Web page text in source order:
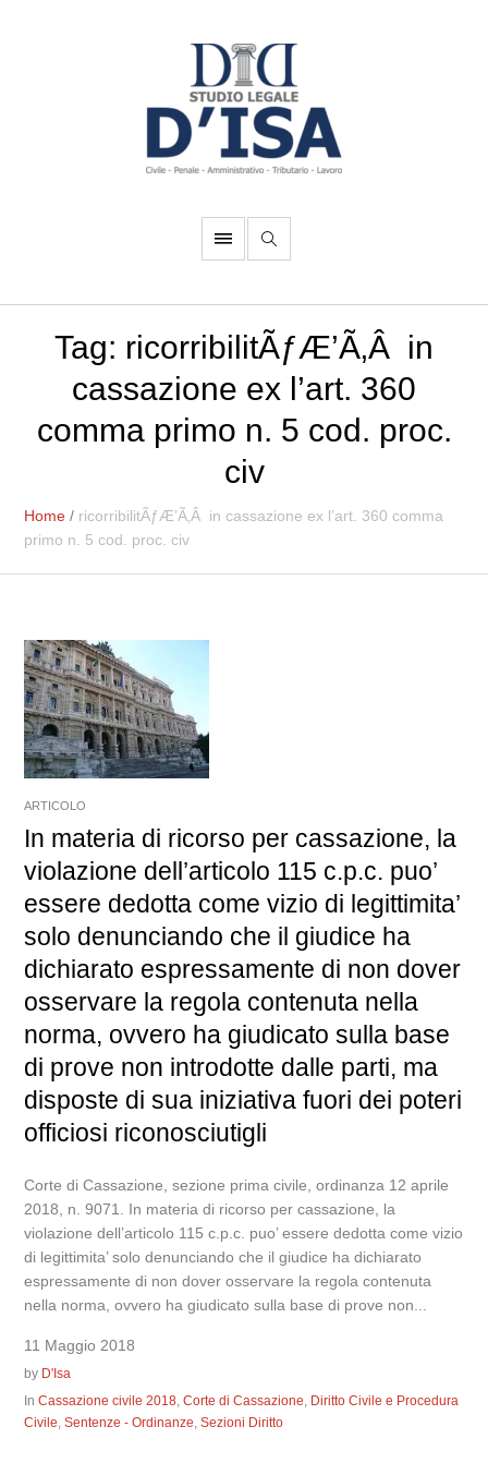
Tag: ricorribilitÃƒÆ’Ã‚Â in
cassazione ex l’art. 360
comma primo n. 5 cod. proc.
civ
Home / ricorribilitÃƒÆ’Ã‚Â in cassazione ex l’art. 360 comma
primo n. 5 cod. proc. civ
ARTICOLO
In materia di ricorso per cassazione, la
violazione dell’articolo 115 c.p.c. puo’
essere dedotta come vizio di legittimita’
solo denunciando che il giudice ha
dichiarato espressamente di non dover
osservare la regola contenuta nella
norma, ovvero ha giudicato sulla base
di prove non introdotte dalle parti, ma
disposte di sua iniziativa fuori dei poteri
officiosi riconosciutigli
Corte di Cassazione, sezione prima civile, ordinanza 12 aprile
2018, n. 9071. In materia di ricorso per cassazione, la
violazione dell’articolo 115 c.p.c. puo’ essere dedotta come vizio
di legittimita’ solo denunciando che il giudice ha dichiarato
espressamente di non dover osservare la regola contenuta
nella norma, ovvero ha giudicato sulla base di prove non...
11 Maggio 2018
by D'Isa
InCassazione civile 2018,Corte di Cassazione, Diritto Civile e Procedura
Civile,Sentenze - Ordinanze,Sezioni Diritto